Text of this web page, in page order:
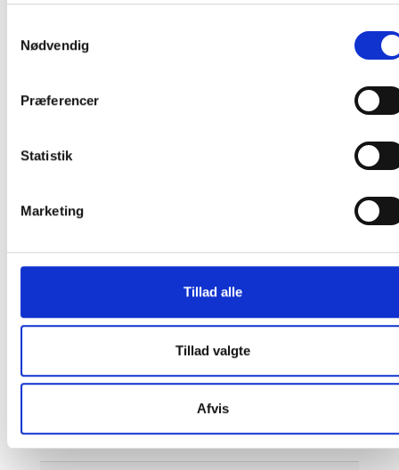
Nødvendig
Præferencer
Statistik
Marketing
Tillad alle
Tillad valgte
Afvis
du regelmæssigt bruger Leitz-olieark)
Makulerer hæfteklammer og papirclips, uden at
Kontinuerlig driftstid på 2 timer / 120 min -
Anti-jam-teknologi betyder, at makulatoren
Makuleringsmaskinen har et cirkulært design, så
optimere pladsen.
Let at flytte rundt på takket være de fire
Sikkerhedsniveau: P5
Driftstid/nedkølingstid: 45 minutter
Makuleringsmateriale: Hæfteklammer og papirclips
Mål (BxHxD): 406 x 589 x 320 mm
Farve: Hvid